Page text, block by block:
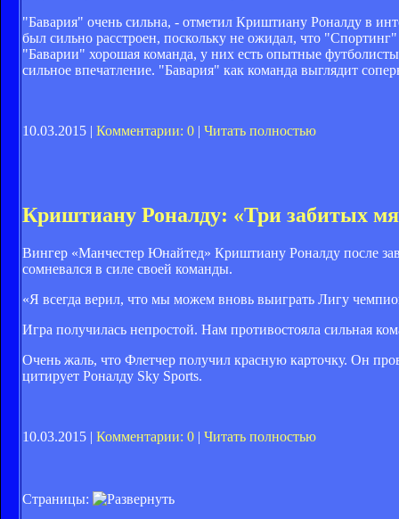
"Бавария" очень сильна, - отметил Криштиану Роналду в
был сильно расстроен, поскольку не ожидал, что
"Баварии" хорошая команда, у них есть опытные
сильное впечатление. "Бавария" как команда выглядит
10.03.2015 | Комментарии: 0 | Читать полностью
Криштиану Роналду: «Три забитых
Вингер «Манчестер Юнайтед» Криштиану Роналду после
сомневался в силе своей команды.
«Я всегда верил, что мы можем вновь выиграть Лигу
Игра получилась непростой. Нам противостояла сильная
Очень жаль, что Флетчер получил красную карточку. Он
цитирует Роналду Sky Sports.
10.03.2015 | Комментарии: 0 | Читать полностью
Страницы: